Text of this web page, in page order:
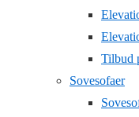
Tilbud
Sovesofaer